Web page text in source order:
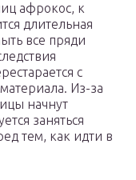
афрокос, к
длительная
все пряди
с
Из-за
начнут
заняться
тем, как идти в